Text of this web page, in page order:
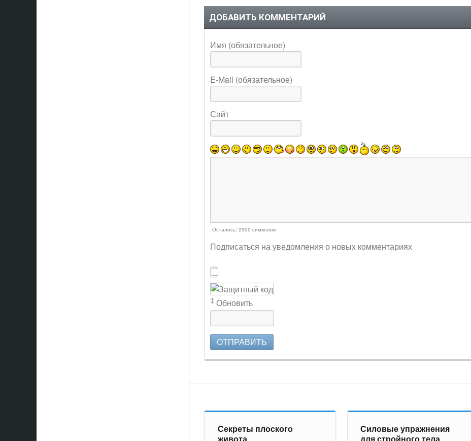
ДОБАВИТЬ КОММЕНТАРИЙ
Имя (обязательное)
E-Mail (обязательное)
Сайт
Осталось: 2300 символов
Подписаться на уведомления о новых комментариях
Обновить
ОТПРАВИТЬ
Секреты плоского
живота
Силовые упражнения
для стройного тела